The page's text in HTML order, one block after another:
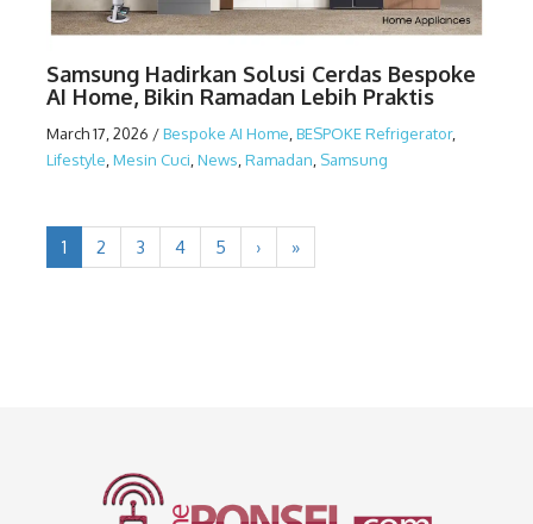
Samsung Hadirkan Solusi Cerdas Bespoke
AI Home, Bikin Ramadan Lebih Praktis
March 17, 2026 /Bespoke AI Home BESPOKE Refrigerator,
Lifestyle Mesin Cuci News Ramadan Samsung
1 2 3 4 5 › »